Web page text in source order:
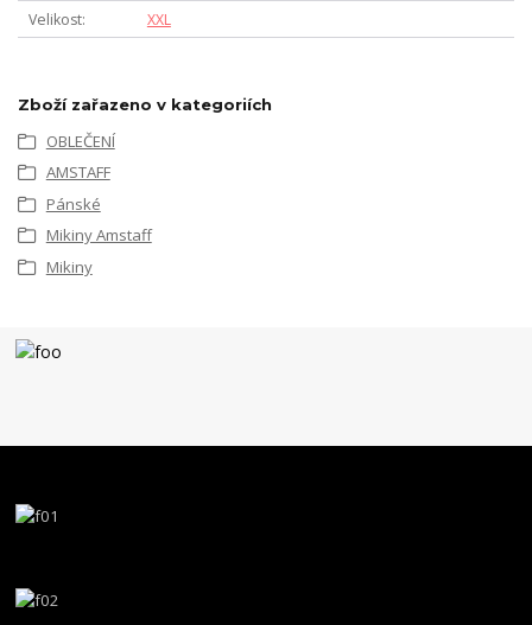
Velikost
XXL
Zboží zařazeno v kategoriích
OBLEČENÍ
AMSTAFF
Pánské
Mikiny Amstaff
Mikiny